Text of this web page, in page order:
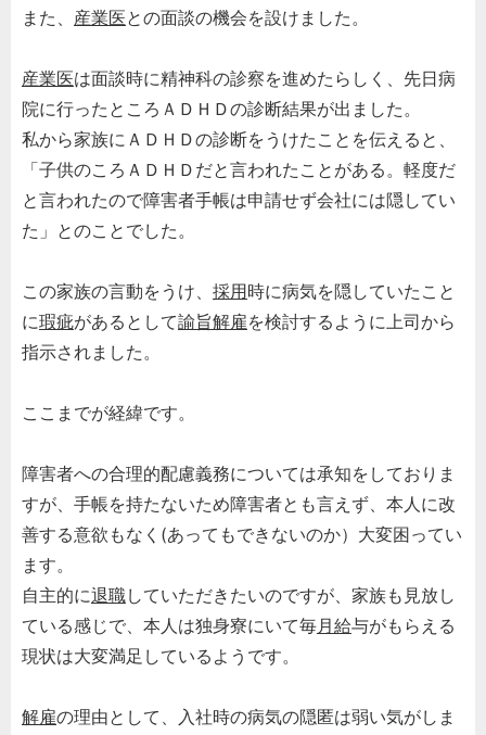
また、 産業医との面談の機会を設けました。
産業医は面談時に精神科の診察を進めたらしく、先日病
院に行ったところＡＤＨＤの診断結果が出ました。
私から家族にＡＤＨＤの診断をうけたことを伝えると、
「子供のころＡＤＨＤだと言われたことがある。軽度だ
と言われたので障害者手帳は申請せず会社には隠してい
た」とのことでした。
この家族の言動をうけ、 採用時に病気を隠していたこと
に瑕疵があるとして諭旨解雇を検討するように上司から
指示されました。
ここまでが経緯です。
障害者への合理的配慮義務については承知をしておりま
すが、手帳を持たないため障害者とも言えず、本人に改
善する意欲もなく(あってもできないのか）大変困ってい
ます。
自主的に退職していただきたいのですが、家族も見放し
ている感じで、本人は独身寮にいて毎月給与がもらえる
現状は大変満足しているようです。
解雇の理由として、入社時の病気の隠匿は弱い気がしま